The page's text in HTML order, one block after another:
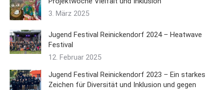
3. März 2025
Jugend Festival Reinickendorf 2024 – Heatwave
Festival
12. Februar 2025
Jugend Festival Reinickendorf 2023 – Ein starkes
Zeichen für Diversität und Inklusion und gegen